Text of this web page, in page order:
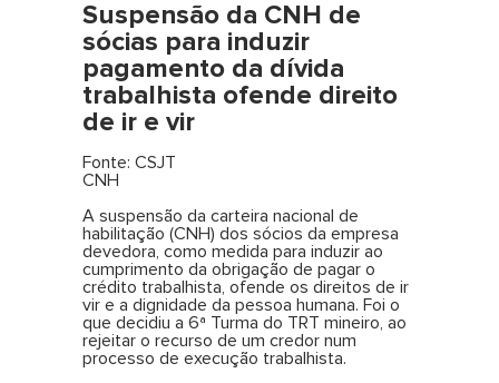
Suspensão da CNH de
sócias para induzir
pagamento da dívida
trabalhista ofende direito
de ir e vir
Fonte: CSJT
CNH
A suspensão da carteira nacional de
habilitação (CNH) dos sócios da empresa
devedora, como medida para induzir ao
cumprimento da obrigação de pagar o
crédito trabalhista, ofende os direitos de ir
vir e a dignidade da pessoa humana. Foi o
que decidiu a 6ª Turma do TRT mineiro, ao
rejeitar o recurso de um credor num
processo de execução trabalhista.